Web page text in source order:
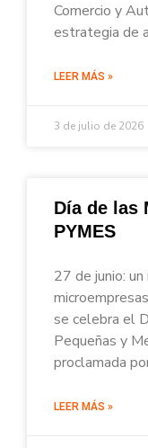
Comercio y
estrategia de
LEER MÁS »
3 de julio de 2026
Día de las
PYMES
27 de junio:
se celebra el
Pequeñas y
proclamada
LEER MÁS »